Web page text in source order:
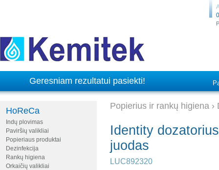
Geresniam rezultatui pasiekti!
HoReCa
Indų plovimas
Paviršių valikliai
Popieriaus produktai
Dezinfekcija
Rankų higiena
Orkaičių valikliai
Popierius ir rankų higiena ›
Identity
juodas
LUC892320